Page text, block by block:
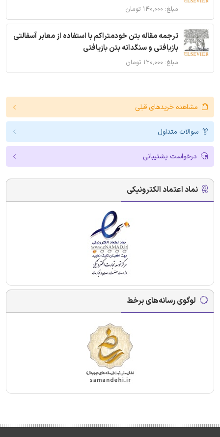
مبلغ: ۱۴۰,۰۰۰ تومان
ترجمه مقاله بتن خودمتراکم با استفاده از معابر آسفالتی
بازیافتی و سنگدانه بتن بازیافتی
مبلغ: ۱۲۰,۰۰۰ تومان
مشاهده خریدهای قبلی
سوالات متداول
درخواست پشتیبانی
نماد اعتماد الکترونیکی
لوگوی رسانه‌های برخط